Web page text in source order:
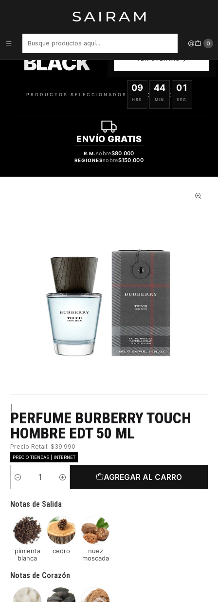
0
Perfume Burberry Touch Hombre Edt 50 ml
BLACK
SELECCIONADOS
PRODUCTOS SELECCIONADOS
09
HRS
:
44
MIN
:
00
SEG
ENVÍO GRATIS
R.M.sobre$80.000
REGIONESsobre$150.000
PERFUME BURBERRY TOUCH
HOMBRE EDT 50 ML
Precio Retail: $39.990
PRECIO TIENDAS | INTERNET
Cantidad
AGREGAR AL CARRO
Notas de Salida
pimienta
blanca
cedro
nuez
moscada
Notas de Corazón